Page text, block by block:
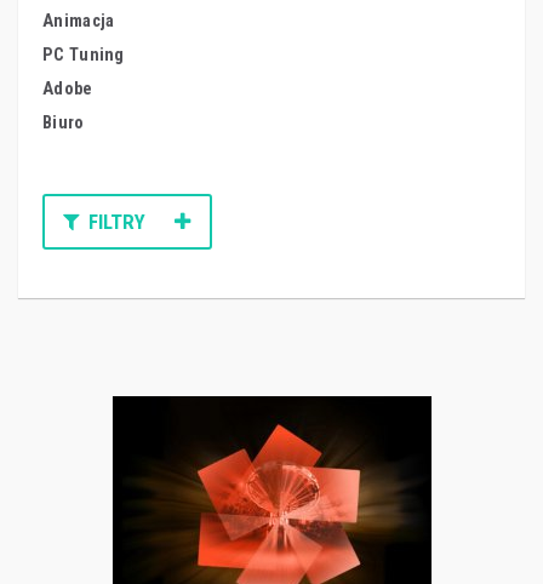
Animacja
PC Tuning
Adobe
Biuro
FILTRY